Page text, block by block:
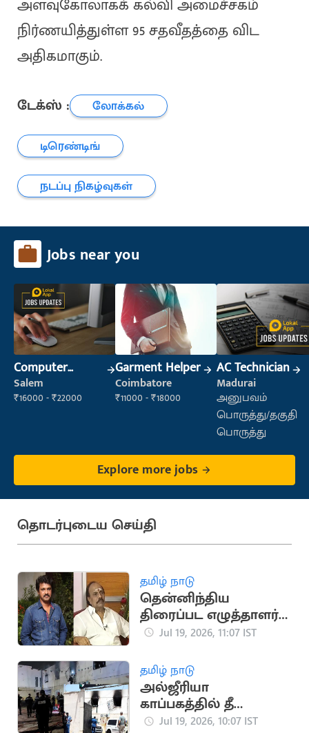
அளவுகோலாகக் கல்வி அமைச்சகம்
நிர்ணயித்துள்ள 95 சதவீதத்தை விட
அதிகமாகும்.
டேக்ஸ் :
லோக்கல்
டிரெண்டிங்
நடப்பு நிகழ்வுகள்
Jobs near you
Computer
Operator
Salem
₹16000 - ₹22000
Garment Helper
Coimbatore
₹11000 - ₹18000
AC Technician
Madurai
அனுபவம்
பொருத்து/தகுதி
பொருத்து
Explore more jobs
தொடர்புடைய செய்தி
தமிழ் நாடு
தென்னிந்திய
திரைப்பட எழுத்தாளர்
சங்க தேர்தல்
நிறைவுற்றது
Jul 19, 2026, 11:07 IST
தமிழ் நாடு
அல்ஜீரியா
காப்பகத்தில் தீ
விபத்து: 11
Jul 19, 2026, 10:07 IST